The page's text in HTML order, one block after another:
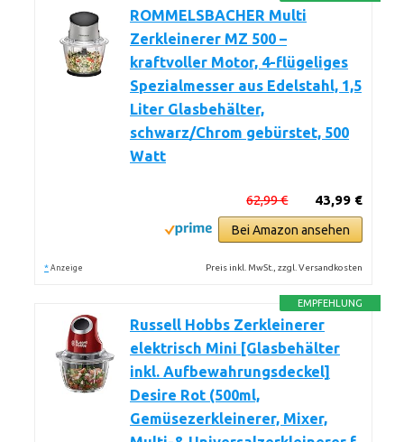
ROMMELSBACHER Multi
Zerkleinerer MZ 500 –
kraftvoller Motor, 4-flügeliges
Spezialmesser aus Edelstahl, 1,5
Liter Glasbehälter,
schwarz/Chrom gebürstet, 500
Watt
43,99 €
62,99 €
Bei Amazon ansehen
* Anzeige Preis inkl. MwSt., zzgl. Versandkosten
EMPFEHLUNG
Russell Hobbs Zerkleinerer
elektrisch Mini [Glasbehälter
inkl. Aufbewahrungsdeckel]
Desire Rot (500ml,
Gemüsezerkleinerer, Mixer,